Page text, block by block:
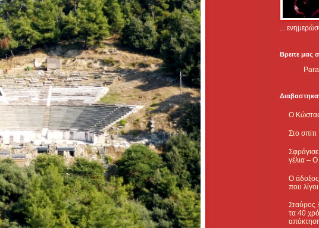
...
Βρειτε μας
Ο
Στο
γέλια –
Ο άδοξος
που
Σταύρος
τα 40